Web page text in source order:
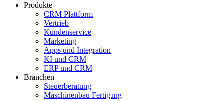
Produkte
CRM Plattform
Vertrieb
Kundenservice
Marketing
Apps und Integration
KI und CRM
ERP und CRM
Branchen
Steuerberatung
Maschinenbau Fertigung